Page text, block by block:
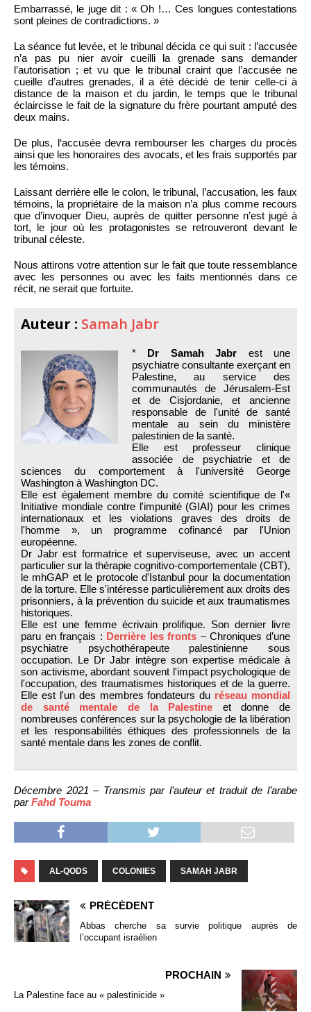
Embarrassé, le juge dit : « Oh !… Ces longues contestations
sont pleines de contradictions. »
La séance fut levée, et le tribunal décida ce qui suit : l’accusée
n’a pas pu nier avoir cueilli la grenade sans demander
l’autorisation ; et vu que le tribunal craint que l’accusée ne
cueille d’autres grenades, il a été décidé de tenir celle-ci à
distance de la maison et du jardin, le temps que le tribunal
éclaircisse le fait de la signature du frère pourtant amputé des
deux mains.
De plus, l‘accusée devra rembourser les charges du procès
ainsi que les honoraires des avocats, et les frais supportés par
les témoins.
Laissant derrière elle le colon, le tribunal, l’accusation, les faux
témoins, la propriétaire de la maison n’a plus comme recours
que d’invoquer Dieu, auprès de quitter personne n’est jugé à
tort, le jour où les protagonistes se retrouveront devant le
tribunal céleste.
Nous attirons votre attention sur le fait que toute ressemblance
avec les personnes ou avec les faits mentionnés dans ce
récit, ne serait que fortuite.
Auteur : Samah Jabr
* Dr Samah Jabr est une
psychiatre consultante exerçant en
Palestine, au service des
communautés de Jérusalem-Est
et de Cisjordanie, et ancienne
responsable de l'unité de santé
mentale au sein du ministère
palestinien de la santé.
Elle est professeur clinique
associée de psychiatrie et de
sciences du comportement à l'université George
Washington à Washington DC.
Elle est également membre du comité scientifique de l'«
Initiative mondiale contre l'impunité (GIAI) pour les crimes
internationaux et les violations graves des droits de
l'homme », un programme cofinancé par l'Union
européenne.
Dr Jabr est formatrice et superviseuse, avec un accent
particulier sur la thérapie cognitivo-comportementale (CBT),
le mhGAP et le protocole d'Istanbul pour la documentation
de la torture. Elle s'intéresse particulièrement aux droits des
prisonniers, à la prévention du suicide et aux traumatismes
historiques.
Elle est une femme écrivain prolifique. Son dernier livre
paru en français : Derrière les fronts – Chroniques d’une
psychiatre psychothérapeute palestinienne sous
occupation. Le Dr Jabr intègre son expertise médicale à
son activisme, abordant souvent l'impact psychologique de
l'occupation, des traumatismes historiques et de la guerre.
Elle est l'un des membres fondateurs du réseau mondial
de santé mentale de la Palestine et donne de
nombreuses conférences sur la psychologie de la libération
et les responsabilités éthiques des professionnels de la
santé mentale dans les zones de conflit.
Décembre 2021 – Transmis par l’auteur et traduit de l’arabe
parFahd Touma
AL-QODS COLONIES SAMAH JABR
PRÉCÉDENT
Abbas cherche sa survie politique auprès de
l’occupant israélien
PROCHAIN
La Palestine face au « palestinicide »